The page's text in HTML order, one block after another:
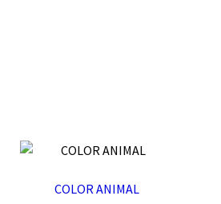
COLOR ANIMAL